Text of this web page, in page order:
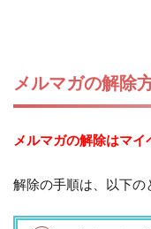
メルマガの解除
メルマガの解除はマイ
解除の手順は、以下の